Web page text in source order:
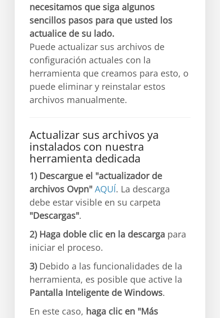
necesitamos que siga algunos
sencillos pasos para que usted los
actualice de su lado.
Puede actualizar sus archivos de
configuración actuales con la
herramienta que creamos para esto, o
puede eliminar y reinstalar estos
archivos manualmente.
Actualizar sus archivos ya
instalados con nuestra
herramienta dedicada
1) Descargue el "actualizador de
archivos Ovpn" AQUÍ. La descarga
debe estar visible en su carpeta
"Descargas".
2) Haga doble clic en la descarga para
iniciar el proceso.
3)Debido a las funcionalidades de la
herramienta, es posible que active la
Pantalla Inteligente de Windows.
En este caso, haga clic en "Más